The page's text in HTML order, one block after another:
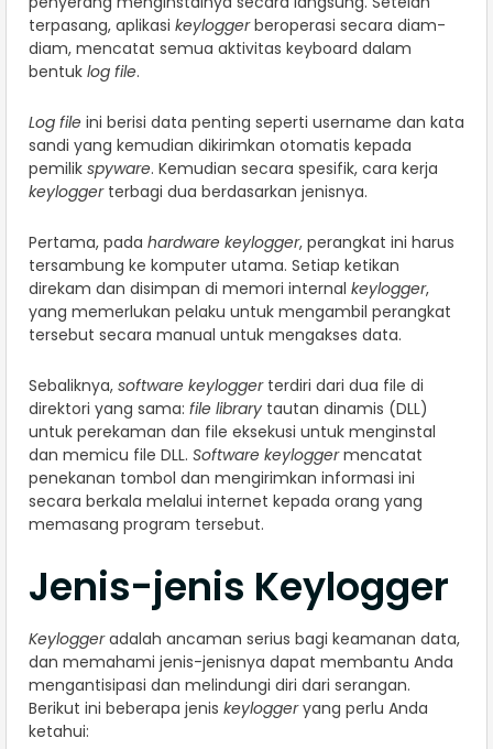
terpasang, aplikasi keyloggerberoperasi secara diam-
diam, mencatat semua aktivitas keyboard dalam
bentuk log file.
Log file ini berisi data penting seperti username dan kata
sandi yang kemudian dikirimkan otomatis kepada
pemilik spyware. Kemudian secara spesifik, cara kerja
keyloggerterbagi dua berdasarkan jenisnya.
Pertama, pada hardware keylogger, perangkat ini harus
tersambung ke komputer utama. Setiap ketikan
direkam dan disimpan di memori internal keylogger,
yang memerlukan pelaku untuk mengambil perangkat
tersebut secara manual untuk mengakses data.
Sebaliknya, software keyloggerterdiri dari dua file di
direktori yang sama: file library tautan dinamis (DLL)
untuk perekaman dan file eksekusi untuk menginstal
dan memicu file DLL. Software keyloggermencatat
penekanan tombol dan mengirimkan informasi ini
secara berkala melalui internet kepada orang yang
memasang program tersebut.
Jenis-jenis Keylogger
Keyloggeradalah ancaman serius bagi keamanan data,
dan memahami jenis-jenisnya dapat membantu Anda
mengantisipasi dan melindungi diri dari serangan.
Berikut ini beberapa jenis keyloggeryang perlu Anda
ketahui: